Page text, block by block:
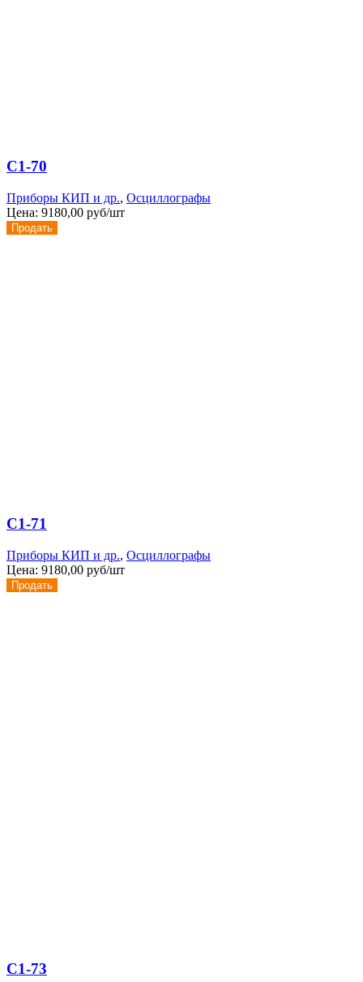
С1-70
Приборы КИП и др., Осциллографы
Цена: 9180,00 руб/шт
Продать
С1-71
Приборы КИП и др., Осциллографы
Цена: 9180,00 руб/шт
Продать
С1-73